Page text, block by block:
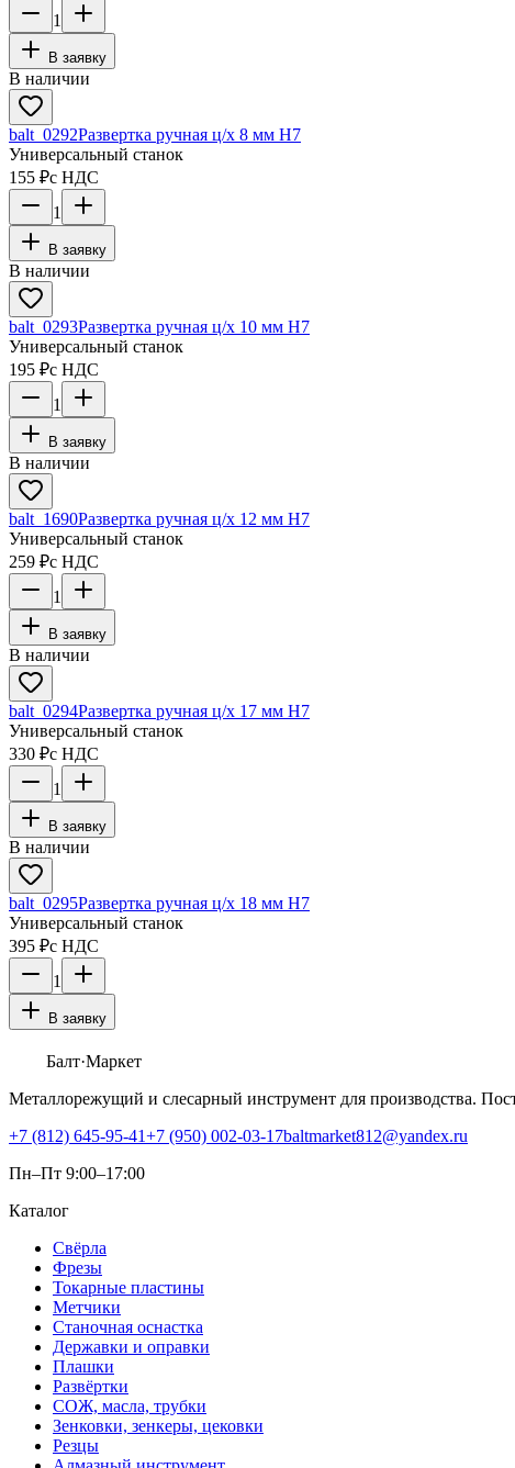
1
В заявку
В наличии
balt_0292Развертка ручная ц/х 8 мм Н7
Универсальный станок
155 ₽с НДС
1
В заявку
В наличии
balt_0293Развертка ручная ц/х 10 мм Н7
Универсальный станок
195 ₽с НДС
1
В заявку
В наличии
balt_1690Развертка ручная ц/х 12 мм Н7
Универсальный станок
259 ₽с НДС
1
В заявку
В наличии
balt_0294Развертка ручная ц/х 17 мм Н7
Универсальный станок
330 ₽с НДС
1
В заявку
В наличии
balt_0295Развертка ручная ц/х 18 мм Н7
Универсальный станок
395 ₽с НДС
1
В заявку
Балт·Маркет
Металлорежущий и слесарный инструмент для производства.
+7 (812) 645-95-41+7 (950) 002-03-17baltmarket812@yandex.ru
Пн–Пт 9:00–17:00
Каталог
Свёрла
Фрезы
Токарные пластины
Метчики
Станочная оснастка
Державки и оправки
Плашки
Развёртки
СОЖ, масла, трубки
Зенковки, зенкеры, цековки
Резцы